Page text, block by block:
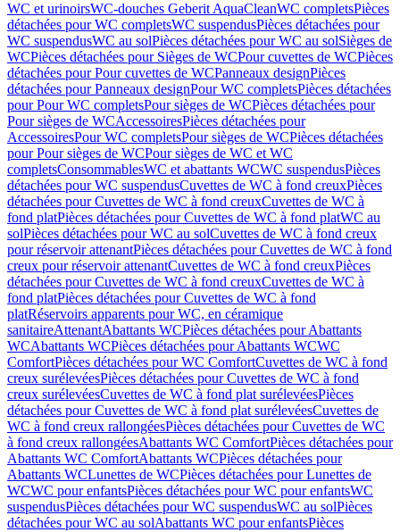
WC et urinoirsWC-douches Geberit AquaCleanWC completsPièces
détachées pour WC completsWC suspendusPièces détachées pour
WC suspendusWC au solPièces détachées pour WC au solSièges de
WCPièces détachées pour Sièges de WCPour cuvettes de WCPièces
détachées pour Pour cuvettes de WCPanneaux designPièces
détachées pour Panneaux designPour WC completsPièces détachées
pour Pour WC completsPour sièges de WCPièces détachées pour
Pour sièges de WCAccessoiresPièces détachées pour
AccessoiresPour WC completsPour sièges de WCPièces détachées
pour Pour sièges de WCPour sièges de WC et WC
completsConsommablesWC et abattants WCWC suspendusPièces
détachées pour WC suspendusCuvettes de WC à fond creuxPièces
détachées pour Cuvettes de WC à fond creuxCuvettes de WC à
fond platPièces détachées pour Cuvettes de WC à fond platWC au
solPièces détachées pour WC au solCuvettes de WC à fond creux
pour réservoir attenantPièces détachées pour Cuvettes de WC à fond
creux pour réservoir attenantCuvettes de WC à fond creuxPièces
détachées pour Cuvettes de WC à fond creuxCuvettes de WC à
fond platPièces détachées pour Cuvettes de WC à fond
platRéservoirs apparents pour WC, en céramique
sanitaireAttenantAbattants WCPièces détachées pour Abattants
WCAbattants WCPièces détachées pour Abattants WCWC
ComfortPièces détachées pour WC ComfortCuvettes de WC à fond
creux surélevéesPièces détachées pour Cuvettes de WC à fond
creux surélevéesCuvettes de WC à fond plat surélevéesPièces
détachées pour Cuvettes de WC à fond plat surélevéesCuvettes de
WC à fond creux rallongéesPièces détachées pour Cuvettes de WC
à fond creux rallongéesAbattants WC ComfortPièces détachées pour
Abattants WC ComfortAbattants WCPièces détachées pour
Abattants WCLunettes de WCPièces détachées pour Lunettes de
WCWC pour enfantsPièces détachées pour WC pour enfantsWC
suspendusPièces détachées pour WC suspendusWC au solPièces
détachées pour WC au solAbattants WC pour enfantsPièces